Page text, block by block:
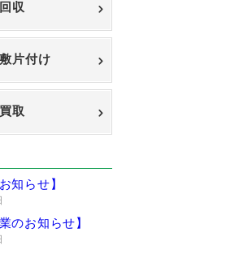
収
片付け
取
知らせ】
のお知らせ】